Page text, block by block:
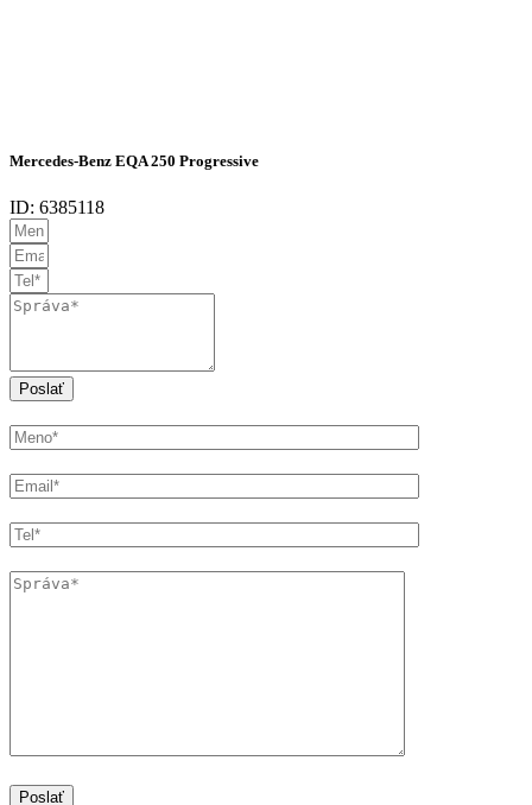
Mercedes-Benz EQA 250 Progressive
ID: 6385118
Poslať